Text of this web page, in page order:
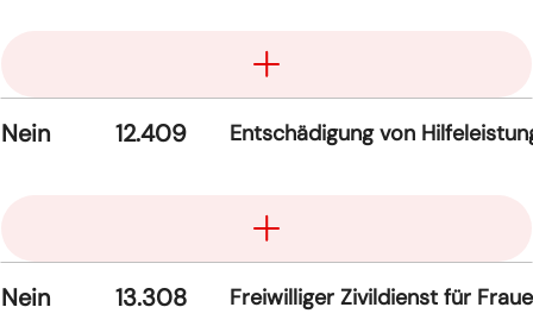
Nein 12.409 Entschädigung von
Nein 13.308 Freiwilliger Zivildienst für